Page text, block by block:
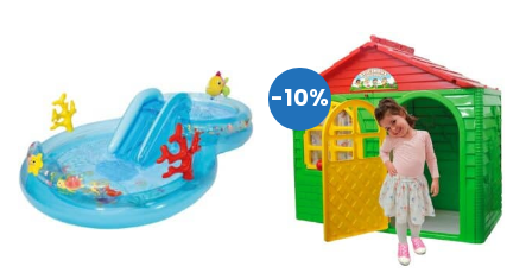
-10%